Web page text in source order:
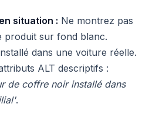
situation : Ne montrez pas
produit sur fond blanc.
dans une voiture réelle.
ALT descriptifs :
de coffre noir installé dans
.